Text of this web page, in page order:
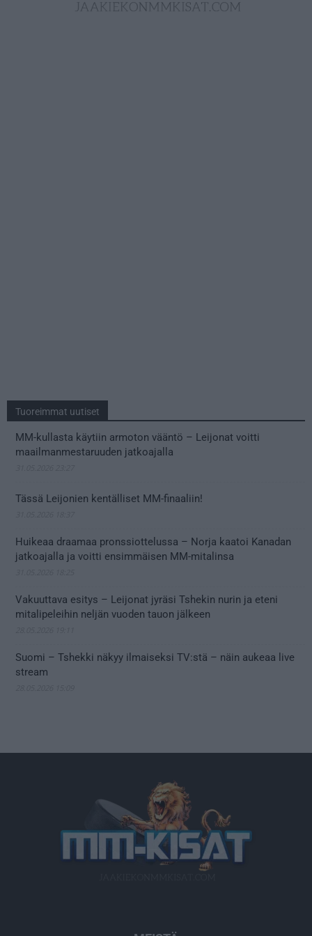
Tuoreimmat uutiset
MM-kullasta käytiin armoton vääntö – Leijonat voitti
maailmanmestaruuden jatkoajalla
Tässä Leijonien kentälliset MM-finaaliin!
Huikeaa draamaa pronssiottelussa – Norja kaatoi Kanadan
jatkoajalla ja voitti ensimmäisen MM-mitalinsa
Vakuuttava esitys – Leijonat jyräsi Tshekin nurin ja eteni
mitalipeleihin neljän vuoden tauon jälkeen
Suomi – Tshekki näkyy ilmaiseksi TV:stä – näin aukeaa live
stream